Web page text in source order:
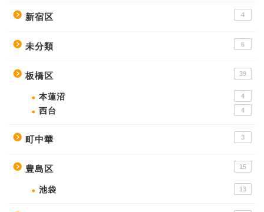
新宿区 4
未分類 6
板橋区 39
本蓮沼 4
西台 4
町中華 3
豊島区 15
池袋 13